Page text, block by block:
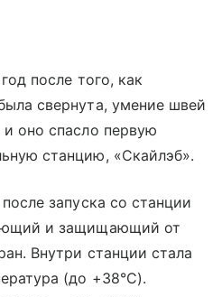
после того, как
свернута, умение швей
оно спасло первую
станцию, «Скайлэб».
запуска со станции
и защищающий от
Внутри станции стала
(до +38°C).